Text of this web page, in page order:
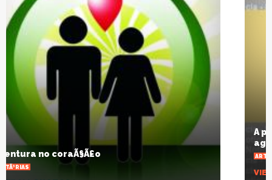
A pandemia que desnuda um planeta
agonizante
ARTIGOS
VIEW ALL PHOTOS